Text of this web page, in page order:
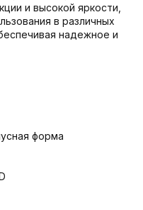
и высокой яркости,
в различных
надежное и
форма